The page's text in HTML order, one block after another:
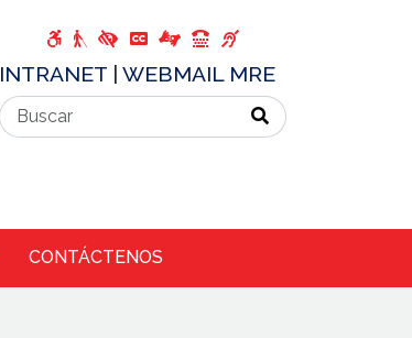
INTRANET WEBMAIL MRE
CONTÁCTENOS